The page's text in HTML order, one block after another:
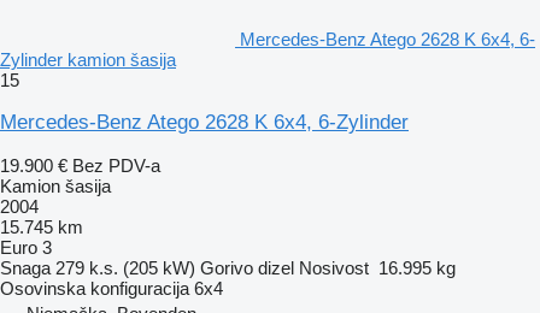
Mercedes-Benz Atego 2628 K 6x4, 6-
Zylinder kamion šasija
15
Mercedes-Benz Atego 2628 K 6x4, 6-Zylinder
19.900 € Bez PDV-a
Kamion šasija
2004
15.745 km
Euro 3
Snaga 279 k.s. (205 kW) Gorivo dizel Nosivost 16.995 kg
Osovinska konfiguracija 6x4